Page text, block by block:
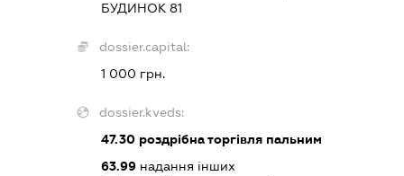
БУДИНОК 81
dossier.capital:
1 000 грн.
dossier.kveds:
47.30 роздрібна торгівля пальним
63.99 надання інших